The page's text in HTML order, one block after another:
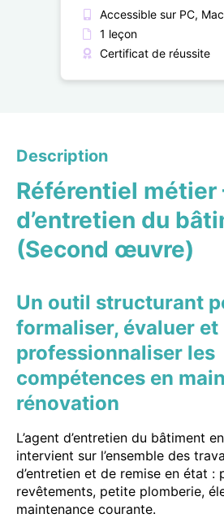
Accessible sur PC,
1 leçon
Certificat de réussite
Description
Référentiel métier
d’entretien du
(Second œuvre)
Un outil structurant
formaliser, évaluer et
professionnaliser les
compétences en
rénovation
L’agent d’entretien du bâtiment
intervient sur l’ensemble des
d’entretien et de remise en état :
revêtements, petite plomberie,
maintenance courante.